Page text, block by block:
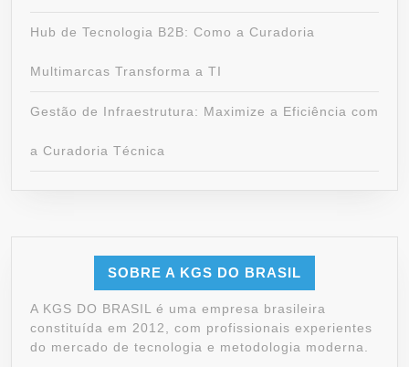
Hub de Tecnologia B2B: Como a Curadoria
Multimarcas Transforma a TI
Gestão de Infraestrutura: Maximize a Eficiência com
a Curadoria Técnica
SOBRE A KGS DO BRASIL
A KGS DO BRASIL é uma empresa brasileira
constituída em 2012, com profissionais experientes
do mercado de tecnologia e metodologia moderna.